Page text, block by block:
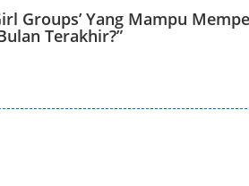
Groups’ Yang Mampu
Terakhir?”